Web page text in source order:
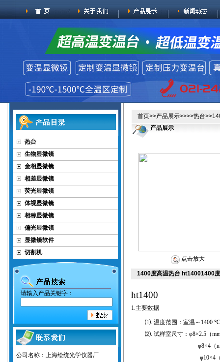
热台
生物显微镜
金相显微镜
相差显微镜
荧光显微镜
体视显微镜
相称显微镜
偏光显微镜
显微镜软件
切割机
请输入产品关键字：
公司名称：上海绘统光学仪器厂
首页>>产品展示>>>>热台
产品展示
点击放大
1400度高温热台 ht14001400
ht1400
1.主要数据
⑴. 温度范围：室温～ 1400 ℃
⑵. 试样室尺寸：φ8×2.5 （
φ8×4 （
φ10×4